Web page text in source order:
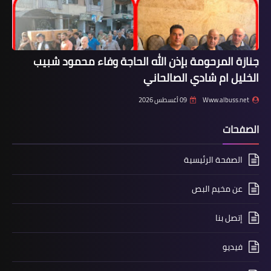
🌐📡🚨 *سرقت مصاغاً ذهبية مرصّعة
بالألماس في صيدا*
جنازة المرحومة بإذن الله الحاجة وفاء محمود شبيب
الخليل ام شادي الصالحاني
Www.albuss.net 09 أغسطس 2026
الصفحات
الصفحة الرئيسية
عن مخيم البص
إتصل بنا
فيديو